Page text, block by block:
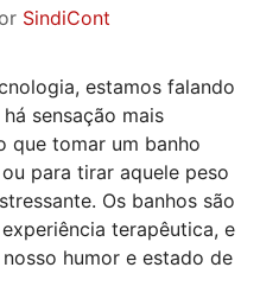
SindiCont
estamos falando
sensação mais
que tomar um banho
para tirar aquele peso
Os banhos são
terapêutica, e
humor e estado de